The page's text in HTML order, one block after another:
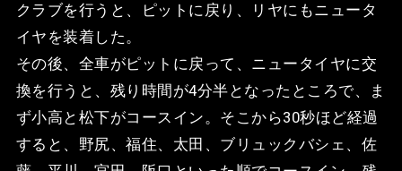
クラブを行うと、ピットに戻り、リヤにもニュータ
イヤを装着した。
その後、全車がピットに戻って、ニュータイヤに交
換を行うと、残り時間が4分半となったところで、ま
ず小高と松下がコースイン。そこから30秒ほど経過
すると、野尻、福住、太田、ブリュックバシェ、佐